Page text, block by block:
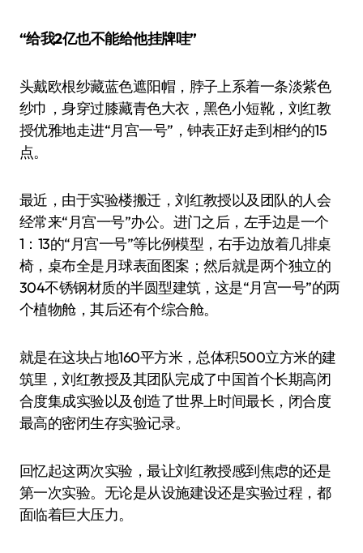
“给我2亿也不能给他挂牌哇”
头戴欧根纱藏蓝色遮阳帽，脖子上系着一条淡紫色
纱巾，身穿过膝藏青色大衣，黑色小短靴，刘红教
授优雅地走进“月宫一号”，钟表正好走到相约的15
点。
最近，由于实验楼搬迁，刘红教授以及团队的人会
经常来“月宫一号”办公。进门之后，左手边是一个
1：13的“月宫一号”等比例模型，右手边放着几排桌
椅，桌布全是月球表面图案；然后就是两个独立的
304不锈钢材质的半圆型建筑，这是“月宫一号”的两
个植物舱，其后还有个综合舱。
就是在这块占地160平方米，总体积500立方米的建
筑里，刘红教授及其团队完成了中国首个长期高闭
合度集成实验以及创造了世界上时间最长，闭合度
最高的密闭生存实验记录。
回忆起这两次实验，最让刘红教授感到焦虑的还是
第一次实验。无论是从设施建设还是实验过程，都
面临着巨大压力。